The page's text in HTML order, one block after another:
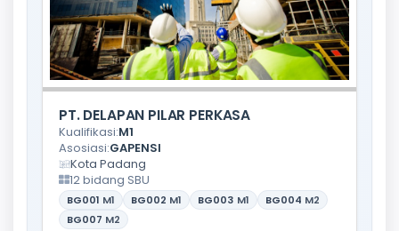
PT. DELAPAN PILAR PERKASA
Kualifikasi:M1
Asosiasi:GAPENSI
Kota Padang
12 bidang SBU
BG001 M1 BG002 M1 BG003 M1 BG004 M2
BG007 M2